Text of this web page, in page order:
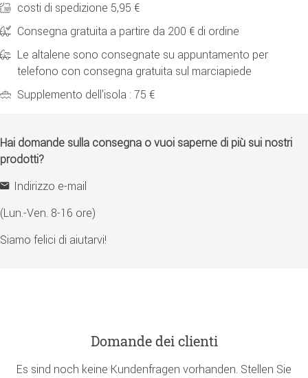
costi di spedizione 5,95 €
Consegna gratuita a partire da 200 € di ordine
Le altalene sono consegnate su appuntamento per
telefono con consegna gratuita sul marciapiede
Supplemento dell'isola : 75 €
Hai domande sulla consegna o vuoi saperne di più sui nostri
prodotti?
Indirizzo e-mail
(Lun.-Ven. 8-16 ore)
Siamo felici di aiutarvi!
Domande dei clienti
Es sind noch keine Kundenfragen vorhanden. Stellen Sie